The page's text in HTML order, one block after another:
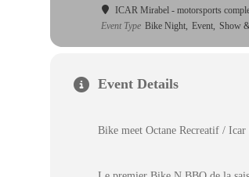
ICAR Mirabel - motorsports
Event Type Bike Night, Event, Show
Event Details
Bike meet Octane Recreatif / Icar